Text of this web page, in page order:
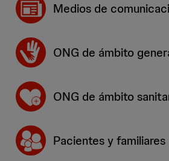
Medios de
ONG de ámbito
ONG de ámbito
Pacientes y familiares